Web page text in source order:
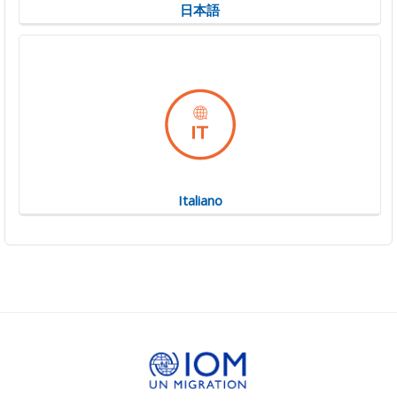
日本語
Italiano